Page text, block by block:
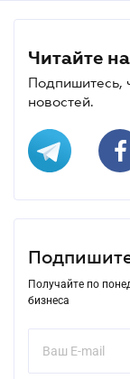
Читайте
Подпишитесь,
новостей.
Получайте по
бизнеса